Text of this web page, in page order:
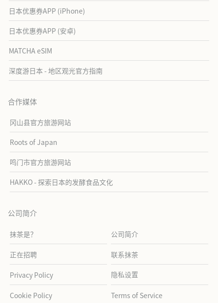
日本优惠券APP (iPhone)
日本优惠券APP (安卓)
MATCHA eSIM
深度游日本 - 地区观光官方指南
合作媒体
冈山县官方旅游网站
Roots of Japan
鸣门市官方旅游网站
HAKKO - 探索日本的发酵食品文化
公司简介
抹茶是？ 公司简介
正在招聘 联系抹茶
Privacy Policy 隐私设置
Cookie Policy Terms of Service